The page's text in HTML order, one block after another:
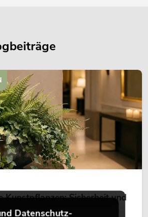
Kunstpflanzen: Sicherheit und
Datenschutz-